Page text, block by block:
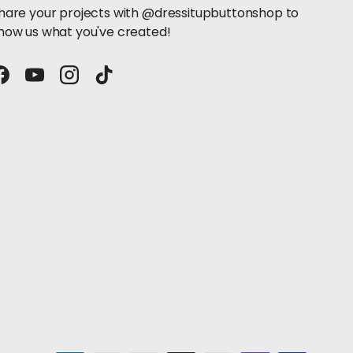
your projects with @dressitupbuttonshop to
us what you've created!
YouTubeInstagram
TikTok